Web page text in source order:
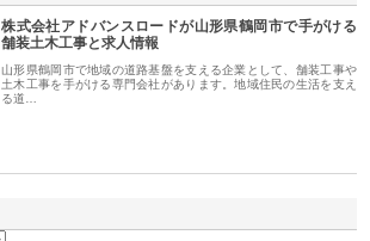
株式会社アドバンスロードが山形県鶴岡市で手がける
舗装土木工事と求人情報
山形県鶴岡市で地域の道路基盤を支える企業として、舗装工事や
土木工事を手がける専門会社があります。地域住民の生活を支え
る道…